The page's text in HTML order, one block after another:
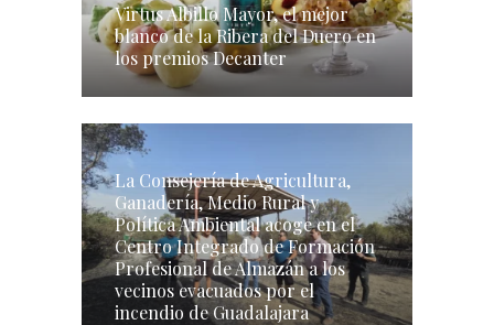
Virtus Albillo Mayor, el mejor
blanco de la Ribera del Duero en
los premios Decanter
La Consejería de Agricultura,
Ganadería, Medio Rural y
Política Ambiental acoge en el
Centro Integrado de Formación
Profesional de Almazán a los
vecinos evacuados por el
incendio de Guadalajara